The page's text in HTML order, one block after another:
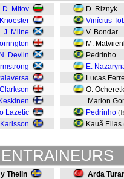
D. Mitov
J. Milne
N. Devlin
Lazetic
D. Riznyk
Vinícius
V. Bondar
M.
Pedrinho
E.
Lucas
O.
Marlon
Pedrinho
Kauã Elias
ENTRAINEURS
Thelin Arda